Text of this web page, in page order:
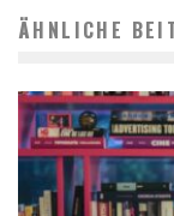
ÄHNLICHE